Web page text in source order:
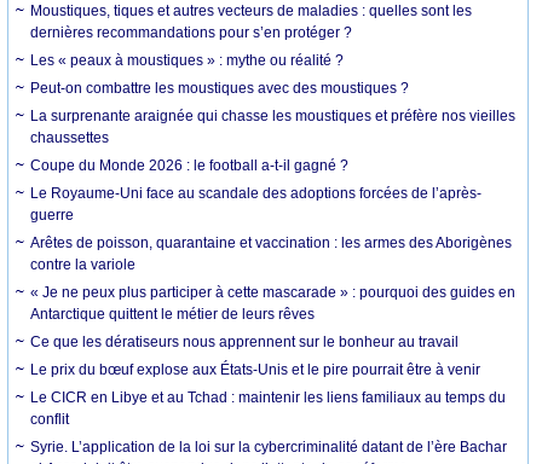
Moustiques, tiques et autres vecteurs de maladies : quelles sont les
dernières recommandations pour s’en protéger ?
Les « peaux à moustiques » : mythe ou réalité ?
Peut-on combattre les moustiques avec des moustiques ?
La surprenante araignée qui chasse les moustiques et préfère nos vieilles
chaussettes
Coupe du Monde 2026 : le football a-t-il gagné ?
Le Royaume-Uni face au scandale des adoptions forcées de l’après-
guerre
Arêtes de poisson, quarantaine et vaccination : les armes des Aborigènes
contre la variole
« Je ne peux plus participer à cette mascarade » : pourquoi des guides en
Antarctique quittent le métier de leurs rêves
Ce que les dératiseurs nous apprennent sur le bonheur au travail
Le prix du bœuf explose aux États-Unis et le pire pourrait être à venir
Le CICR en Libye et au Tchad : maintenir les liens familiaux au temps du
conflit
Syrie. L’application de la loi sur la cybercriminalité datant de l’ère Bachar